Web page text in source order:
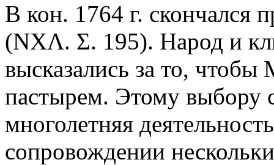
В кон. 1764 г. скончался
(ΝΧΛ. Σ. 195). Народ и
высказались за то,
пастырем. Этому выбору
многолетняя
сопровождении